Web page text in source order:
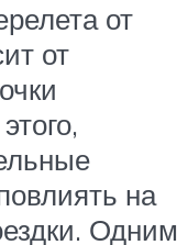
от
от
на
Одним